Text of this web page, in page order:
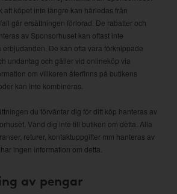
att köpet inte längre kan härledas från
går ersättningen förlorad. De rabatter och
av Sponsorhuset kan oftast inte
De kan ofta vara förknippade
undantag och gäller vid onlineköp via
om villkoren återfinns på butikens
kan inte kombineras.
du förväntar dig för ditt köp hanteras av
Vänd dig inte till butiken om detta. Alla
returer, kontaktuppgifter mm hanteras av
ingen information om detta.
av pengar